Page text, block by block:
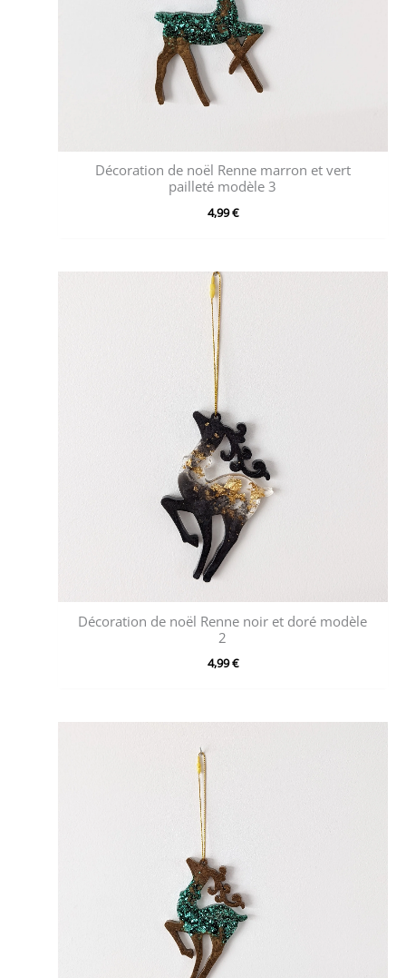
Décoration de noël Renne marron et vert
pailleté modèle 3
4,99€
Décoration de noël Renne noir et doré modèle
2
4,99€